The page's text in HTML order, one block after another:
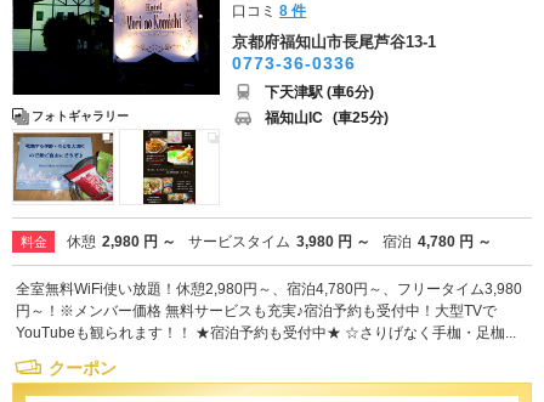
フォトギャラリー
口コミ8 件
京都府福知山市長尾芦谷13-1
0773-36-0336
下天津駅 (車6分)
福知山IC (車25分)
料金 休憩 2,980 円 ～ サービスタイム 3,980 円 ～ 宿泊 4,780 円 ～
全室無料WiFi使い放題！休憩2,980円～、宿泊4,780円～、フリータイム3,980
円～！※メンバー価格 無料サービスも充実♪宿泊予約も受付中！大型TVで
YouTubeも観られます！！ ★宿泊予約も受付中★ ☆さりげなく手枷・足枷...
クーポン